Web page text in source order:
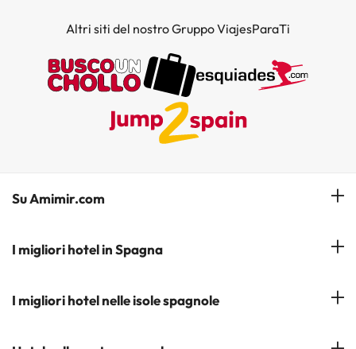
Altri siti del nostro Gruppo ViajesParaTi
Su Amimir.com
Il Nostro Team
Iscrivetevi alla nostra newsletter
I migliori hotel in Spagna
Hotel a Salou
I migliori hotel nelle isole spagnole
Hotel a Tenerife